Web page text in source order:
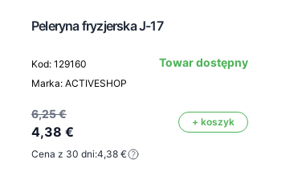
Peleryna fryzjerska J-17
Kod: 129160
Marka: ACTIVESHOP
Towar dostępny
6,25 €
4,38 €
+ koszyk
Cena z 30 dni:4,38 €